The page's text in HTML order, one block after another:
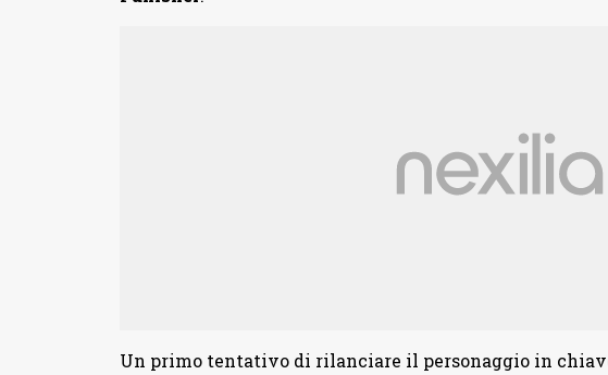
Un primo tentativo di rilanciare il personaggio in